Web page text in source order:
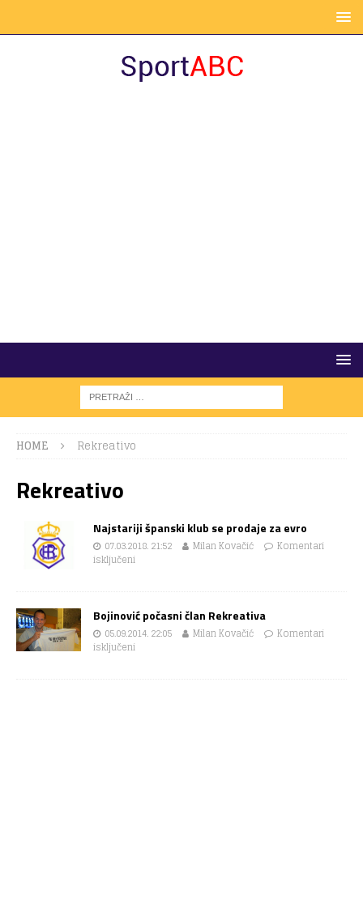
HOME Rekreativo
Rekreativo
Najstariji španski klub se prodaje za evro
07.03.2018. 21:52 Milan Kovačić
Komentari
isključeni
Bojinović počasni član Rekreativa
05.09.2014. 22:05 Milan Kovačić
Komentari
isključeni